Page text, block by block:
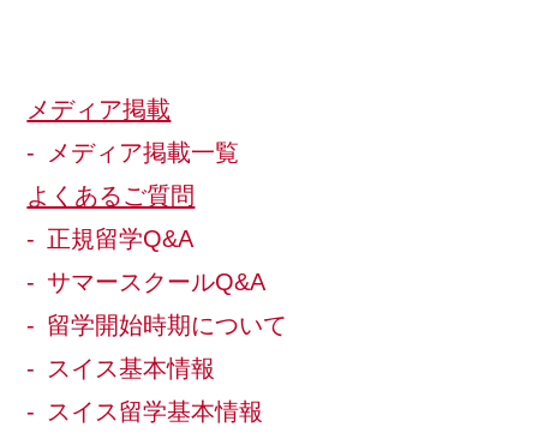
メディア掲載
メディア掲載一覧
よくあるご質問
正規留学Q&A
サマースクールQ&A
留学開始時期について
スイス基本情報
スイス留学基本情報